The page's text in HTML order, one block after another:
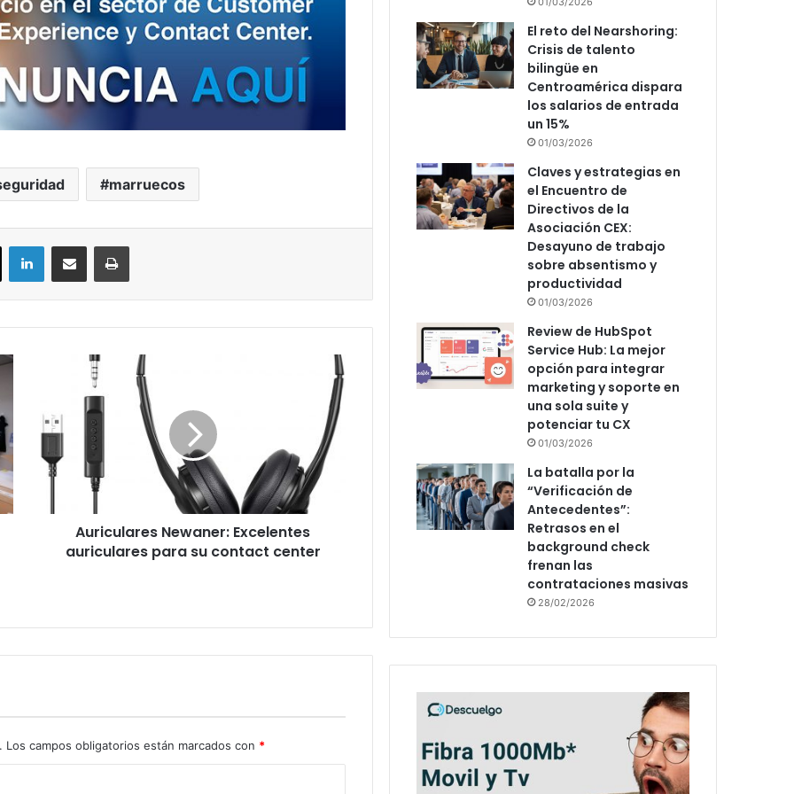
marruecos
X LinkedInCompartir por correo electrónicoImprimir
Auriculares
Newaner:
Excelentes
auriculares
para
su
contact
Auriculares Newaner: Excelentes
auriculares para su contact center
Los campos obligatorios están marcados con *
El reto del Nearshoring:
Crisis de talento
bilingüe en
Centroamérica dispara
los salarios de entrada
un 15%
01/03/2026
Claves y estrategias en
el Encuentro de
Directivos de la
Asociación CEX:
Desayuno de trabajo
sobre absentismo y
productividad
01/03/2026
Review de HubSpot
Service Hub: La mejor
opción para integrar
marketing y soporte en
una sola suite y
potenciar tu CX
01/03/2026
La batalla por la
“Verificación de
Antecedentes”:
Retrasos en el
background check
frenan las
contrataciones masivas
28/02/2026